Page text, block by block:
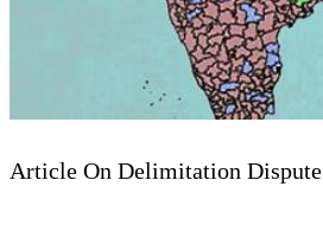
Article On Delimitation Dispute